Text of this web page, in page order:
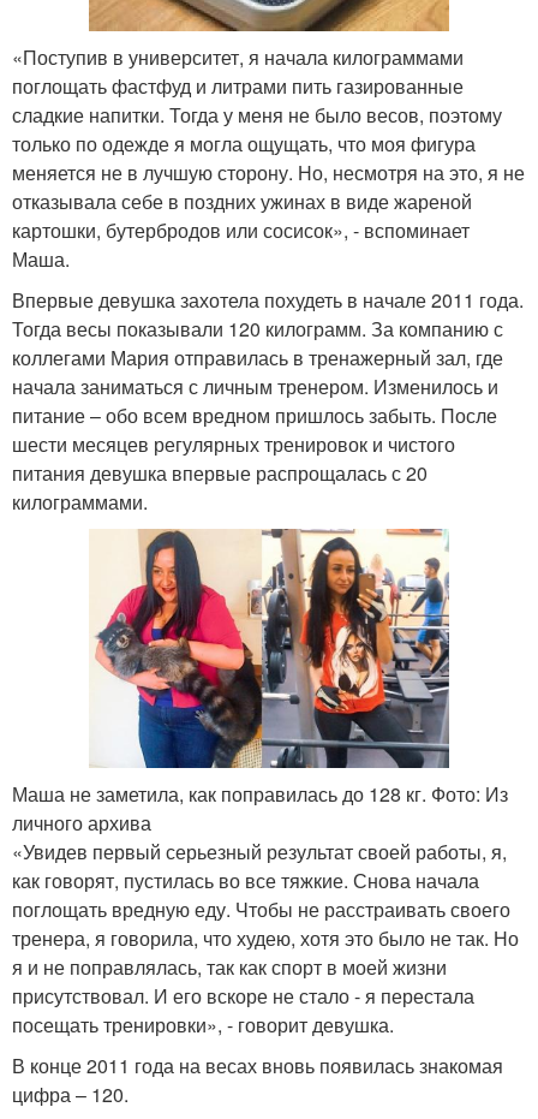
«Поступив в университет, я начала килограммами
поглощать фастфуд и литрами пить газированные
сладкие напитки. Тогда у меня не было весов, поэтому
только по одежде я могла ощущать, что моя фигура
меняется не в лучшую сторону. Но, несмотря на это, я не
отказывала себе в поздних ужинах в виде жареной
картошки, бутербродов или сосисок», - вспоминает
Маша.
Впервые девушка захотела похудеть в начале 2011 года.
Тогда весы показывали 120 килограмм. За компанию с
коллегами Мария отправилась в тренажерный зал, где
начала заниматься с личным тренером. Изменилось и
питание – обо всем вредном пришлось забыть. После
шести месяцев регулярных тренировок и чистого
питания девушка впервые распрощалась с 20
килограммами.
Маша не заметила, как поправилась до 128 кг. Фото: Из
личного архива
«Увидев первый серьезный результат своей работы, я,
как говорят, пустилась во все тяжкие. Снова начала
поглощать вредную еду. Чтобы не расстраивать своего
тренера, я говорила, что худею, хотя это было не так. Но
я и не поправлялась, так как спорт в моей жизни
присутствовал. И его вскоре не стало - я перестала
посещать тренировки», - говорит девушка.
В конце 2011 года на весах вновь появилась знакомая
цифра – 120.